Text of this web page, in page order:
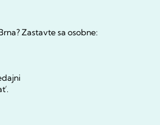
Zastavte sa osobne: